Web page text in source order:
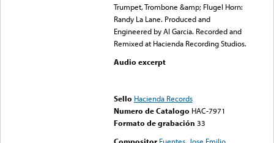
Trumpet, Trombone &amp; Flugel Horn:
Randy La Lane. Produced and
Engineered by Al Garcia. Recorded and
Remixed at Hacienda Recording Studios.
Audio excerpt
Sello Hacienda Records
Numero de Catalogo HAC-7971
Formato de grabación 33